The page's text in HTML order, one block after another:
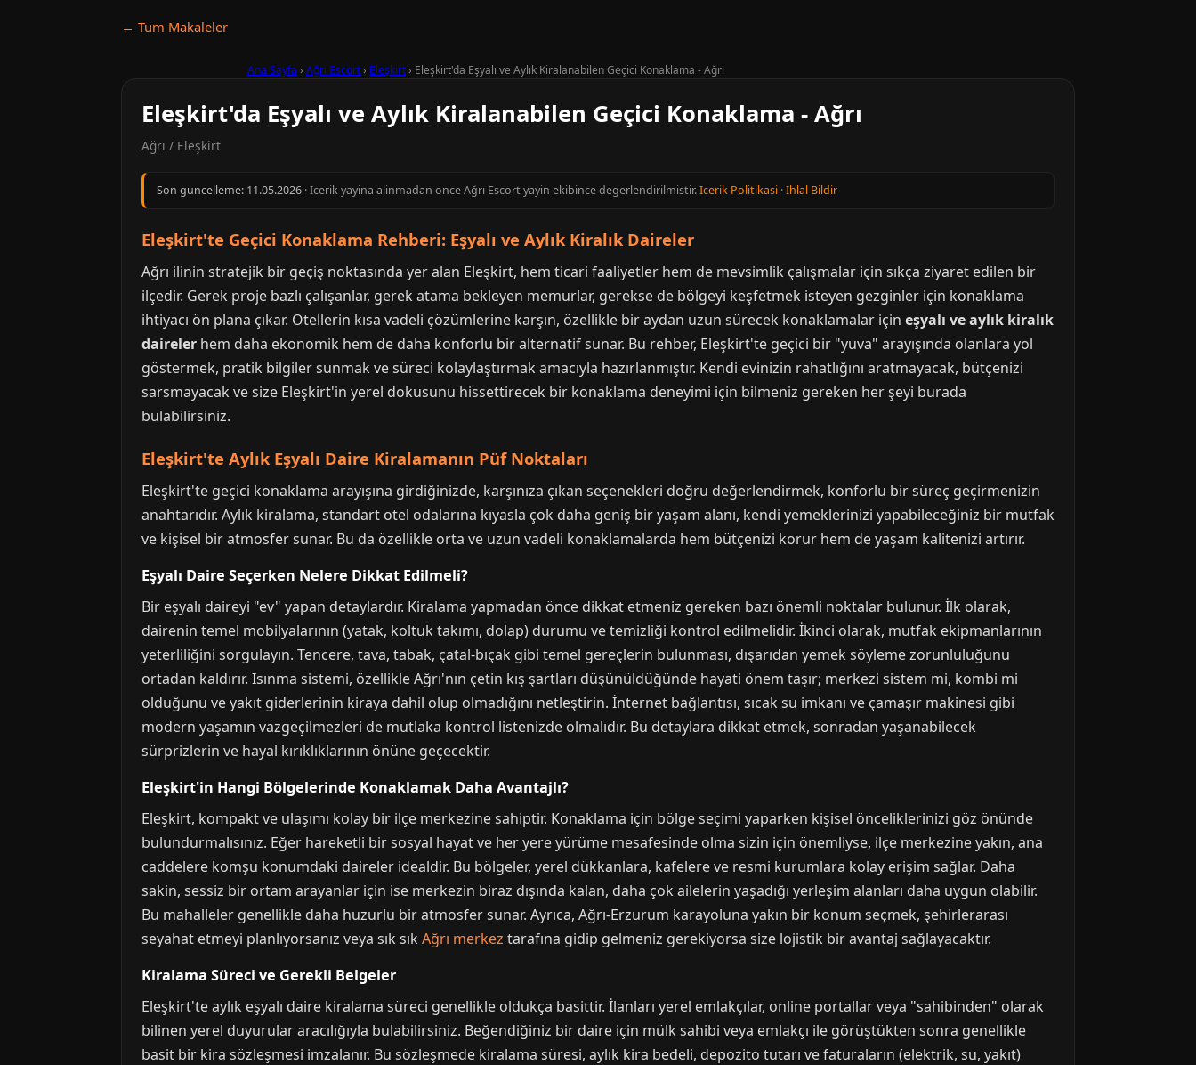
← Tum Makaleler
Ana Sayfa › Ağrı Escort› Eleşkirt› Eleşkirt'da Eşyalı ve Aylık Kiralanabilen Geçici Konaklama - Ağrı
Eleşkirt'da Eşyalı ve Aylık Kiralanabilen Geçici Konaklama - Ağrı
Ağrı / Eleşkirt
Son guncelleme: 11.05.2026 · Icerik yayina alinmadan once Ağrı Escort yayin ekibince degerlendirilmistir.Icerik Politikasi ·Ihlal Bildir
Eleşkirt'te Geçici Konaklama Rehberi: Eşyalı ve Aylık Kiralık Daireler
Ağrı ilinin stratejik bir geçiş noktasında yer alan Eleşkirt, hem ticari faaliyetler hem de mevsimlik çalışmalar için sıkça ziyaret edilen bir
ilçedir. Gerek proje bazlı çalışanlar, gerek atama bekleyen memurlar, gerekse de bölgeyi keşfetmek isteyen gezginler için konaklama
ihtiyacı ön plana çıkar. Otellerin kısa vadeli çözümlerine karşın, özellikle bir aydan uzun sürecek konaklamalar için eşyalı ve aylık kiralık
daireler hem daha ekonomik hem de daha konforlu bir alternatif sunar. Bu rehber, Eleşkirt'te geçici bir "yuva" arayışında olanlara yol
göstermek, pratik bilgiler sunmak ve süreci kolaylaştırmak amacıyla hazırlanmıştır. Kendi evinizin rahatlığını aratmayacak, bütçenizi
sarsmayacak ve size Eleşkirt'in yerel dokusunu hissettirecek bir konaklama deneyimi için bilmeniz gereken her şeyi burada
bulabilirsiniz.
Eleşkirt'te Aylık Eşyalı Daire Kiralamanın Püf Noktaları
Eleşkirt'te geçici konaklama arayışına girdiğinizde, karşınıza çıkan seçenekleri doğru değerlendirmek, konforlu bir süreç geçirmenizin
anahtarıdır. Aylık kiralama, standart otel odalarına kıyasla çok daha geniş bir yaşam alanı, kendi yemeklerinizi yapabileceğiniz bir mutfak
ve kişisel bir atmosfer sunar. Bu da özellikle orta ve uzun vadeli konaklamalarda hem bütçenizi korur hem de yaşam kalitenizi artırır.
Eşyalı Daire Seçerken Nelere Dikkat Edilmeli?
Bir eşyalı daireyi "ev" yapan detaylardır. Kiralama yapmadan önce dikkat etmeniz gereken bazı önemli noktalar bulunur. İlk olarak,
dairenin temel mobilyalarının (yatak, koltuk takımı, dolap) durumu ve temizliği kontrol edilmelidir. İkinci olarak, mutfak ekipmanlarının
yeterliliğini sorgulayın. Tencere, tava, tabak, çatal-bıçak gibi temel gereçlerin bulunması, dışarıdan yemek söyleme zorunluluğunu
ortadan kaldırır. Isınma sistemi, özellikle Ağrı'nın çetin kış şartları düşünüldüğünde hayati önem taşır; merkezi sistem mi, kombi mi
olduğunu ve yakıt giderlerinin kiraya dahil olup olmadığını netleştirin. İnternet bağlantısı, sıcak su imkanı ve çamaşır makinesi gibi
modern yaşamın vazgeçilmezleri de mutlaka kontrol listenizde olmalıdır. Bu detaylara dikkat etmek, sonradan yaşanabilecek
sürprizlerin ve hayal kırıklıklarının önüne geçecektir.
Eleşkirt'in Hangi Bölgelerinde Konaklamak Daha Avantajlı?
Eleşkirt, kompakt ve ulaşımı kolay bir ilçe merkezine sahiptir. Konaklama için bölge seçimi yaparken kişisel önceliklerinizi göz önünde
bulundurmalısınız. Eğer hareketli bir sosyal hayat ve her yere yürüme mesafesinde olma sizin için önemliyse, ilçe merkezine yakın, ana
caddelere komşu konumdaki daireler idealdir. Bu bölgeler, yerel dükkanlara, kafelere ve resmi kurumlara kolay erişim sağlar. Daha
sakin, sessiz bir ortam arayanlar için ise merkezin biraz dışında kalan, daha çok ailelerin yaşadığı yerleşim alanları daha uygun olabilir.
Bu mahalleler genellikle daha huzurlu bir atmosfer sunar. Ayrıca, Ağrı-Erzurum karayoluna yakın bir konum seçmek, şehirlerarası
seyahat etmeyi planlıyorsanız veya sık sık Ağrı merkez tarafına gidip gelmeniz gerekiyorsa size lojistik bir avantaj sağlayacaktır.
Kiralama Süreci ve Gerekli Belgeler
Eleşkirt'te aylık eşyalı daire kiralama süreci genellikle oldukça basittir. İlanları yerel emlakçılar, online portallar veya "sahibinden" olarak
bilinen yerel duyurular aracılığıyla bulabilirsiniz. Beğendiğiniz bir daire için mülk sahibi veya emlakçı ile görüştükten sonra genellikle
basit bir kira sözleşmesi imzalanır. Bu sözleşmede kiralama süresi, aylık kira bedeli, depozito tutarı ve faturaların (elektrik, su, yakıt)